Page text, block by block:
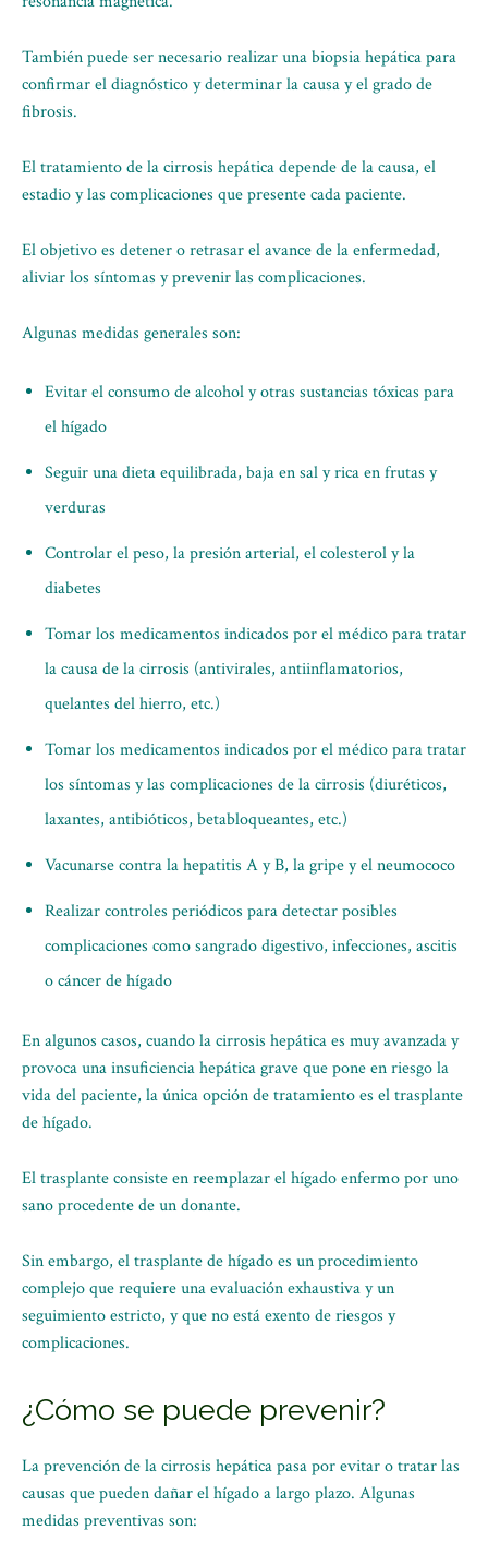
También puede ser necesario realizar una biopsia hepática para
confirmar el diagnóstico y determinar la causa y el grado de
fibrosis.
El tratamiento de la cirrosis hepática depende de la causa, el
estadio y las complicaciones que presente cada paciente.
El objetivo es detener o retrasar el avance de la enfermedad,
aliviar los síntomas y prevenir las complicaciones.
Algunas medidas generales son:
Evitar el consumo de alcohol y otras sustancias tóxicas para
el hígado
Seguir una dieta equilibrada, baja en sal y rica en frutas y
verduras
Controlar el peso, la presión arterial, el colesterol y la
diabetes
Tomar los medicamentos indicados por el médico para tratar
la causa de la cirrosis (antivirales, antiinflamatorios,
quelantes del hierro, etc.)
Tomar los medicamentos indicados por el médico para tratar
los síntomas y las complicaciones de la cirrosis (diuréticos,
laxantes, antibióticos, betabloqueantes, etc.)
Vacunarse contra la hepatitis A y B, la gripe y el neumococo
Realizar controles periódicos para detectar posibles
complicaciones como sangrado digestivo, infecciones, ascitis
o cáncer de hígado
En algunos casos, cuando la cirrosis hepática es muy avanzada y
provoca una insuficiencia hepática grave que pone en riesgo la
vida del paciente, la única opción de tratamiento es el trasplante
de hígado.
El trasplante consiste en reemplazar el hígado enfermo por uno
sano procedente de un donante.
Sin embargo, el trasplante de hígado es un procedimiento
complejo que requiere una evaluación exhaustiva y un
seguimiento estricto, y que no está exento de riesgos y
complicaciones.
¿Cómo se puede prevenir?
La prevención de la cirrosis hepática pasa por evitar o tratar las
causas que pueden dañar el hígado a largo plazo. Algunas
medidas preventivas son: